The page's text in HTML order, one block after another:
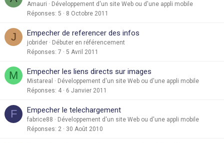
Amauri
Développement d'un site Web ou d'une appli mobile
Réponses 5 8 Octobre 2011
J Empecher de referencer des infos
jobrider
Débuter en référencement
Réponses 7 5 Avril 2011
M Empecher les liens directs sur images
Mistareal
Développement d'un site Web ou d'une appli mobile
Réponses 4 6 Janvier 2011
F Empecher le telechargement
fabrice88
Développement d'un site Web ou d'une appli mobile
Réponses 2 30 Août 2010